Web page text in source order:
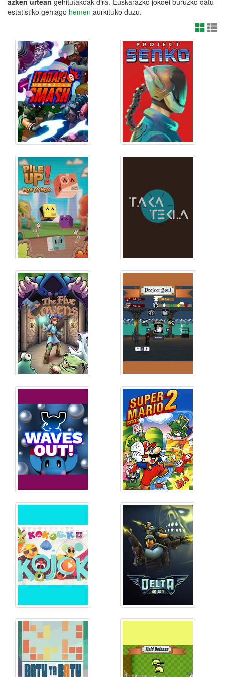
estatistiko gehiago hemen aurkituko duzu.